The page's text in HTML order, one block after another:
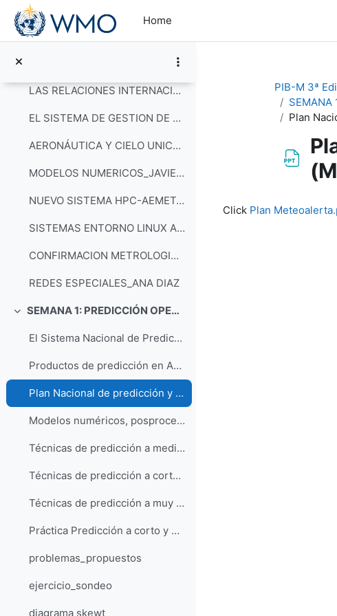
Skip to main content
Home
El ÁREA DE TÉCNICAS Y APLICACIONES DE PREDICCIÓN_JUAN ANDRES GARCIA VALERO
LAS RELACIONES INTERNACIONALES DE AEMET Y EL CRF_ANDREA GRANDE
EL SISTEMA DE GESTION DE CALIDAD DE AEMET_MERCEDES VELAZQUEZ
AERONÁUTICA Y CIELO UNICO_ALEJANDRO MENDEZ
MODELOS NUMERICOS_JAVIER CALVO
NUEVO SISTEMA HPC-AEMET_RAUL CORREDOR
SISTEMAS ENTORNO LINUX AEMET_RAUL CORREDOR
CONFIRMACION METROLOGICA_FORTUNATO
REDES ESPECIALES_ANA DIAZ
Collapse SEMANA 1: PREDICCIÓN OPERATIVA Y PROBLEMAS DE DINÁMICA Y TERMODINÁMICA DE LA ATMÓSFERA
El Sistema Nacional de Predicción de AEMET
Productos de predicción en AEMET
Plan Nacional de predicción y vigilancia de FMA (Meteoalerta)
Modelos numéricos, posprocesos y herramientas operativas usadas en AEMET
Técnicas de predicción a medio: ensembles y evaluación de la incertidumbre
Técnicas de predicción a corto plazo
Técnicas de predicción a muy corto plazo y vigilancia
Práctica Predicción a corto y medio plazo
problemas_propuestos
ejercicio_sondeo
diagrama skewt
PIB-M 3ª
SEMANA
Plan
Click Plan